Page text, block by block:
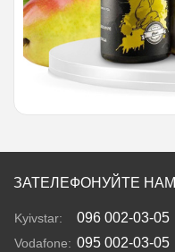
ЗАТЕЛЕФОНУЙТЕ НАМ
Kyivstar: 096 002-03-05
Vodafone: 095 002-03-05